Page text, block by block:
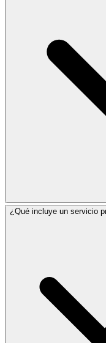
¿Qué incluye un servicio